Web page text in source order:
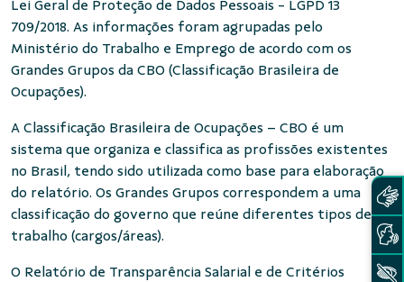
Lei Geral de Proteção de Dados Pessoais - LGPD 13
709/2018. As informações foram agrupadas pelo
Ministério do Trabalho e Emprego de acordo com os
Grandes Grupos da CBO (Classificação Brasileira de
Ocupações).
A Classificação Brasileira de Ocupações – CBO é um
sistema que organiza e classifica as profissões existentes
no Brasil, tendo sido utilizada como base para elaboração
do relatório. Os Grandes Grupos correspondem a uma
classificação do governo que reúne diferentes tipos de
trabalho (cargos/áreas).
O Relatório de Transparência Salarial e de Critérios